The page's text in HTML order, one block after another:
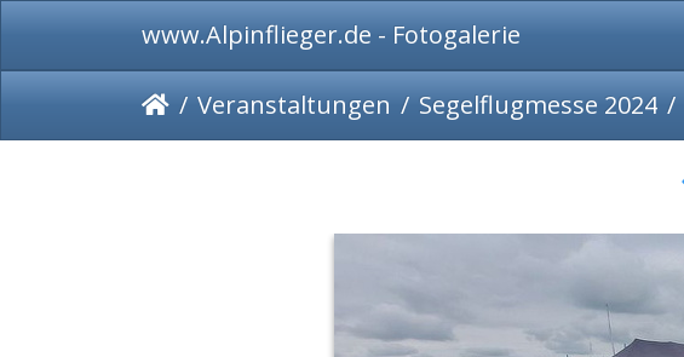
www.Alpinflieger.de - Fotogalerie
Veranstaltungen Segelflugmesse 2024